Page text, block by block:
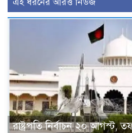
রাষ্ট্রপতি নির্বাচন ২০ আগস্ট,